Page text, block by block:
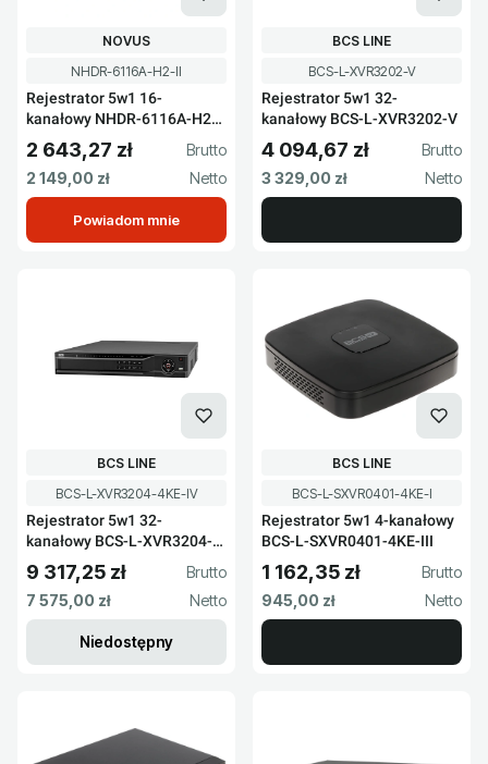
Kod produktu
NHDR-6116A-H2-II
Rejestrator 5w1 16-
kanałowy NHDR-6116A-H2-II
Novus
PRODUCENT
NOVUS
Cena brutto
2 643,27 zł
Cena netto
2 149,00 zł
Powiadom mnie
Kod produktu
BCS-L-XVR3202-V
Rejestrator 5w1 32-
kanałowy BCS-L-XVR3202-V
PRODUCENT
BCS LINE
Cena brutto
4 094,67 zł
Cena netto
3 329,00 zł
Kod produktu
BCS-L-XVR3204-4KE-IV
Rejestrator 5w1 32-
kanałowy BCS-L-XVR3204-
4KE-IV
PRODUCENT
BCS LINE
Cena brutto
9 317,25 zł
Cena netto
7 575,00 zł
Niedostępny
Kod produktu
BCS-L-SXVR0401-4KE-I
Rejestrator 5w1 4-kanałowy
BCS-L-SXVR0401-4KE-III
PRODUCENT
BCS LINE
Cena brutto
1 162,35 zł
Cena netto
945,00 zł